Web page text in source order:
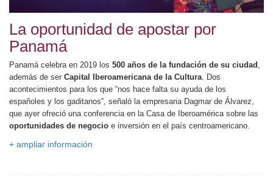
La oportunidad de apostar por
Panamá
Panamá celebra en 2019 los 500 años de la fundación de su ciudad
además de ser Capital Iberoamericana de la Cultura . Dos
acontecimientos para los que “nos hace falta su ayuda de los
españoles y los gaditanos”, señaló la empresaria Dagmar de Álvarez,
que ayer ofreció una conferencia en la Casa de Iberoamérica sobre las
oportunidades de negocio e inversión en el país centroamericano.
+ ampliar información